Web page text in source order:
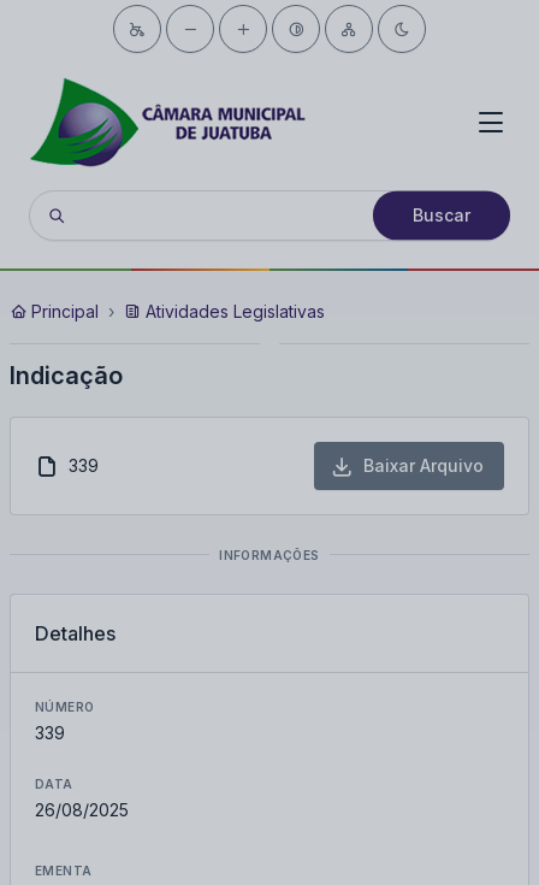
Buscar
Principal Atividades Legislativas
Indicação
339 Baixar Arquivo
INFORMAÇÕES
Detalhes
NÚMERO
339
DATA
26/08/2025
EMENTA